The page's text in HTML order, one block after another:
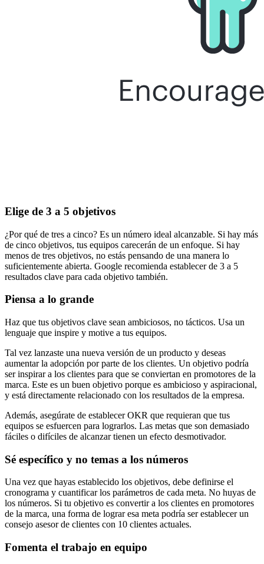
Elige de 3 a 5 objetivos
¿Por qué de tres a cinco? Es un número ideal alcanzable. Si hay más
de cinco objetivos, tus equipos carecerán de un enfoque. Si hay
menos de tres objetivos, no estás pensando de una manera lo
suficientemente abierta. Google recomienda establecer de 3 a 5
resultados clave para cada objetivo también.
Piensa a lo grande
Haz que tus objetivos clave sean ambiciosos, no tácticos. Usa un
lenguaje que inspire y motive a tus equipos.
Tal vez lanzaste una nueva versión de un producto y deseas
aumentar la adopción por parte de los clientes. Un objetivo podría
ser inspirar a los clientes para que se conviertan en promotores de la
marca. Este es un buen objetivo porque es ambicioso y aspiracional,
y está directamente relacionado con los resultados de la empresa.
Además, asegúrate de establecer OKR que requieran que tus
equipos se esfuercen para lograrlos. Las metas que son demasiado
fáciles o difíciles de alcanzar tienen un efecto desmotivador.
Sé específico y no temas a los números
Una vez que hayas establecido los objetivos, debe definirse el
cronograma y cuantificar los parámetros de cada meta. No huyas de
los números. Si tu objetivo es convertir a los clientes en promotores
de la marca, una forma de lograr esa meta podría ser establecer un
consejo asesor de clientes con 10 clientes actuales.
Fomenta el trabajo en equipo